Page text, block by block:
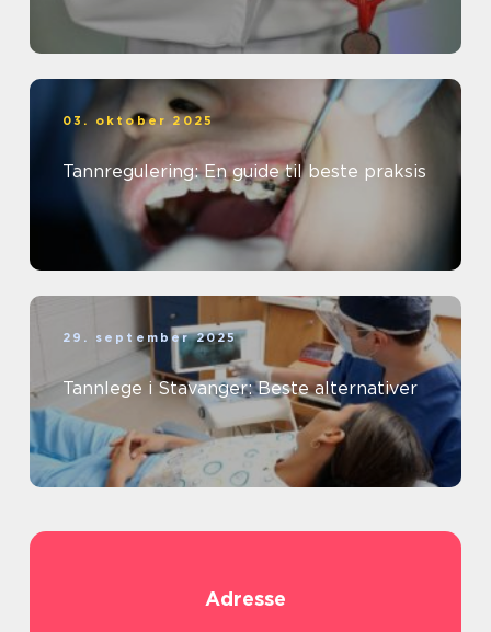
03. oktober 2025
Tannregulering: En guide til beste praksis
29. september 2025
Tannlege i Stavanger: Beste alternativer
Adresse